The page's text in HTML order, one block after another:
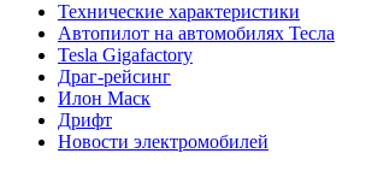
Технические характеристики
Автопилот на автомобилях Тесла
Tesla Gigafactory
Драг-рейсинг
Илон Маск
Дрифт
Новости электромобилей